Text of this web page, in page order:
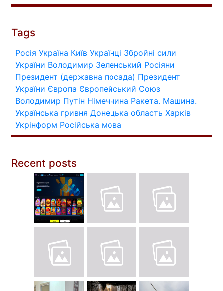
Tags
Росія Україна Київ Українці Збройні сили
України Володимир Зеленський Росіяни
Президент (державна посада) Президент
України Європа Європейський Союз
Володимир Путін Німеччина Ракета. Машина.
Українська гривня Донецька область Харків
Укрінформ Російська мова
Recent posts